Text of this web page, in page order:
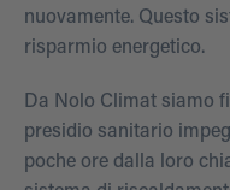
nuovamente. Questo
risparmio energetico.
Da Nolo Climat siamo
presidio sanitario
poche ore dalla loro